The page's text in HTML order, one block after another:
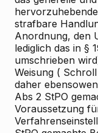
strafbare
Anordnung, den
lediglich das in §
umschrieben
Weisung ( Schroll
daher
Abs 2 StPO
Voraussetzung